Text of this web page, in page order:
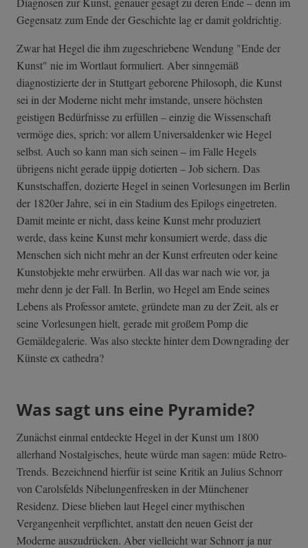
Gegensatz zum Ende der Geschichte lag er damit goldrichtig.
Zwar hat Hegel die ihm zugeschriebene Wendung "Ende der
Kunst" nie im Wortlaut formuliert. Aber sinngemäß
diagnostizierte der in Stuttgart geborene Philosoph, die Kunst
sei in der Moderne nicht mehr imstande, unsere höchsten
geistigen Bedürfnisse zu erfüllen – einzig die Wissenschaft
vermöge dies, sprich: vor allem Universaldenker wie Hegel
selbst. Auch so kann man sich seinen – im Falle Hegels
übrigens nicht gerade üppig dotierten – Job sichern. Das
Kunstschaffen, dozierte Hegel in seinen Vorlesungen im Berlin
der 1820er Jahre, sei in ein Stadium des Epilogs eingetreten.
Damit meinte er nicht, dass keine Kunst mehr produziert
werde, dass keine Kunst mehr konsumiert werde, dass die
Menschen sich nicht mehr an der Kunst erfreuten oder keine
Kunstobjekte mehr erwürben. All das war nach wie vor, ja
mehr denn je der Fall. In Berlin, wo Hegel am Ende seines
Lebens als Professor amtete, gründete man zu der Zeit, als er
seine Vorlesungen hielt, gerade mit großem Pomp die
Gemäldegalerie. Was also steckte hinter dem Downgrading der
Künste ex cathedra?
Was sagt uns eine Pyramide?
Zunächst einmal entdeckte Hegel in der Kunst um 1800
allerhand Nostalgisches, heute würde man sagen: müde Retro-
Trends. Bezeichnend hierfür ist seine Kritik an Julius Schnorr
von Carolsfelds Nibelungenfresken in der Münchener
Residenz. Diese blieben laut Hegel einer mythischen
Vergangenheit verpflichtet, anstatt den neuen Geist der
Moderne auszudrücken. Aber vielleicht war Schnorr ja nur